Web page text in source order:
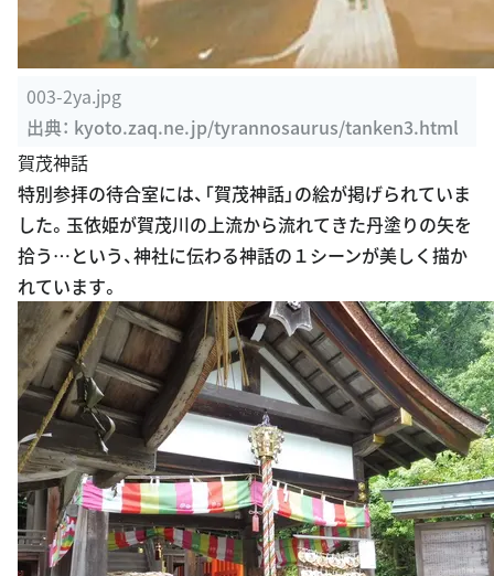
003-2ya.jpg
出典： kyoto.zaq.ne.jp/tyrannosaurus/tanken3.html
賀茂神話
特別参拝の待合室には、「賀茂神話」の絵が掲げられていま
した。玉依姫が賀茂川の上流から流れてきた丹塗りの矢を
拾う…という、神社に伝わる神話の１シーンが美しく描か
れています。